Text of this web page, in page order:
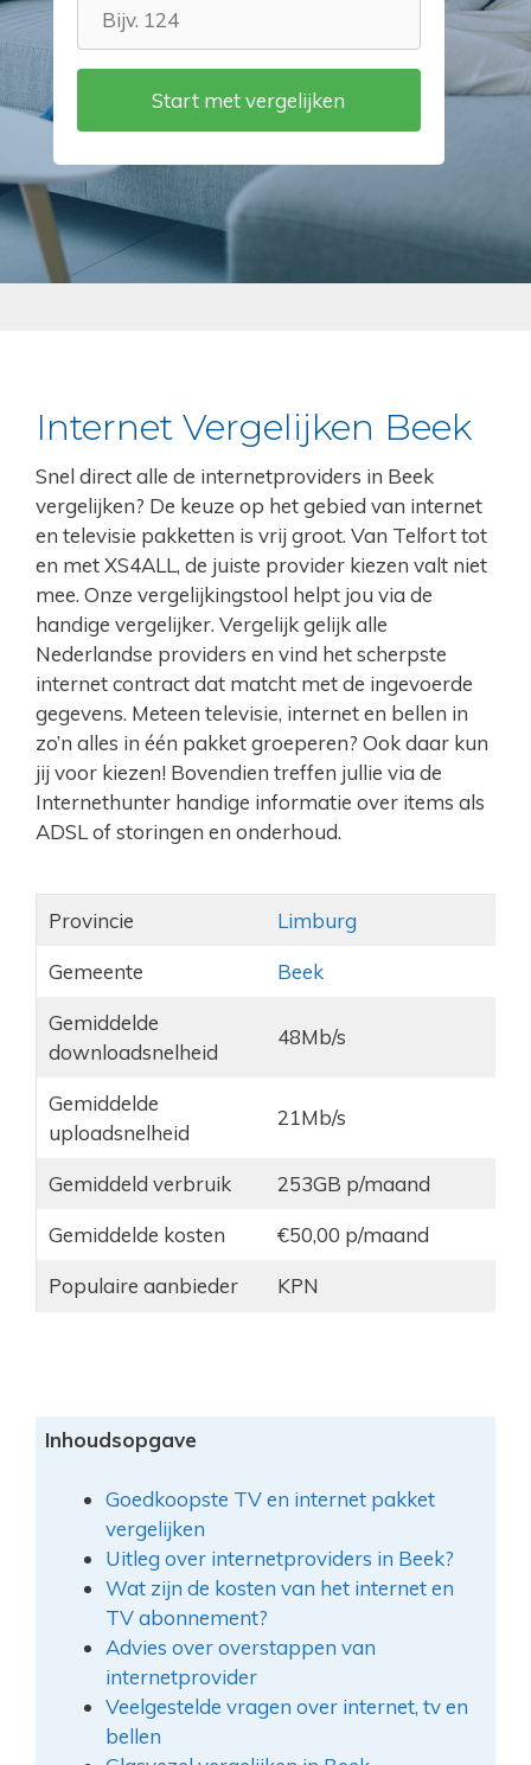
Internet Vergelijken Beek
Snel direct alle de internetproviders in Beek
vergelijken? De keuze op het gebied van internet
en televisie pakketten is vrij groot. Van Telfort tot
en met XS4ALL, de juiste provider kiezen valt niet
mee. Onze vergelijkingstool helpt jou via de
handige vergelijker. Vergelijk gelijk alle
Nederlandse providers en vind het scherpste
internet contract dat matcht met de ingevoerde
gegevens. Meteen televisie, internet en bellen in
zo’n alles in één pakket groeperen? Ook daar kun
jij voor kiezen! Bovendien treffen jullie via de
Internethunter handige informatie over items als
ADSL of storingen en onderhoud.
Provincie Limburg
Gemeente Beek
Gemiddelde
downloadsnelheid
48Mb/s
Gemiddelde
uploadsnelheid
21Mb/s
Gemiddeld verbruik 253GB p/maand
Gemiddelde kosten €50,00 p/maand
Populaire aanbieder KPN
Inhoudsopgave
Goedkoopste TV en internet pakket
vergelijken
Uitleg over internetproviders in Beek?
Wat zijn de kosten van het internet en
TV abonnement?
Advies over overstappen van
internetprovider
Veelgestelde vragen over internet, tv en
bellen